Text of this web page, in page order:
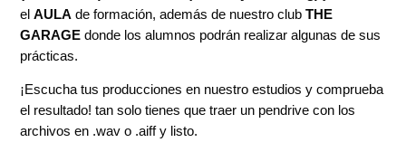
elAULA de formación, además de nuestro clubTHE
GARAGE donde los alumnos podrán realizar algunas de sus
prácticas.
¡Escucha tus producciones en nuestro estudios y comprueba
el resultado! tan solo tienes que traer un pendrive con los
archivos en .wav o .aiff y listo.